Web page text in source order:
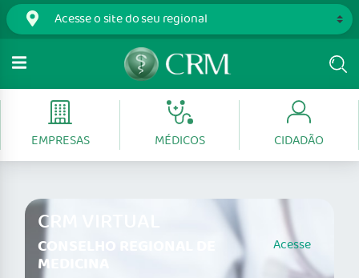
EMPRESAS MÉDICOS CIDADÃO
CRM VIRTUAL
CONSELHO REGIONAL DE
MEDICINA
Acesse